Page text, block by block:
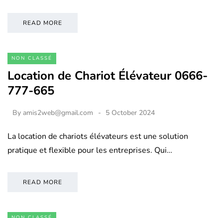
READ MORE
NON CLASSÉ
Location de Chariot Élévateur 0666-
777-665
By amis2web@gmail.com 5 October 2024
La location de chariots élévateurs est une solution
pratique et flexible pour les entreprises. Qui…
READ MORE